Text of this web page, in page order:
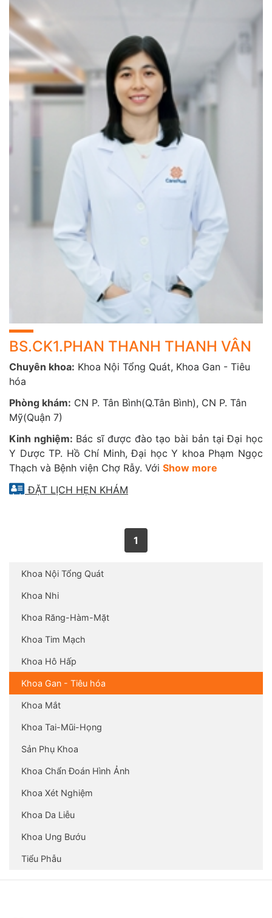
Công nghệ hiện đại từ Nhật Bản
Độ phóng đại hơn 100 lần cho hình ảnh theo thông
chiếu sáng ưu việt
Bác sĩ dễ quan sát, đánh giá mức độ của các tổn
thương và phát hiện bất thường trong hệ tiêu hoá
Tính năng phân loại mức độ polyp – diễn tiến tình
trạng viêm loét dạ dày
Chẩn đoán chính xác bệnh lý tiêu hoá và phát hiện
sớm ung thư
2. MÁY SIÊU ÂM MÀU CAO CẤP LOGIQ S8
Công nghệ hiện đại từ Mỹ, chất lượng hình ảnh 4D
sắc nét
Tính năng phần mềm cao cấp:
Không xâm lấn, không đau, nhanh chóng
không hiệu quả thực hiện được: béo phì, bệnh nhân
Thời gian siêu âm nhanh, cho kết quả tức thì
BS.CK1.PHAN THANH THANH VÂN
Chuyên khoa: Khoa Nội Tổng Quát, Khoa Gan - Tiêu
hóa
Phòng khám: CN P. Tân Bình(Q.Tân Bình), CN P. Tân
Mỹ(Quận 7)
Kinh nghiệm: Bác sĩ được đào tạo bài bản tại Đại học
Y Dược TP. Hồ Chí Minh, Đại học Y khoa Phạm Ngọc
Thạch và Bệnh viện Chợ Rẫy. Với Show more
ĐẶT LỊCH HẸN KHÁM
1
Khoa Nội Tổng Quát
Khoa Nhi
Khoa Răng-Hàm-Mặt
Khoa Tim Mạch
Khoa Hô Hấp
Khoa Gan - Tiêu hóa
Khoa Mắt
Khoa Tai-Mũi-Họng
Sản Phụ Khoa
Khoa Chẩn Đoán Hình Ảnh
Khoa Xét Nghiệm
Khoa Da Liễu
Khoa Ung Bướu
Tiểu Phẫu